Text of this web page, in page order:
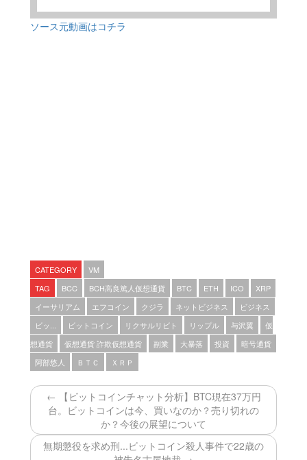
ソース元動画はコチラ
CATEGORY
VM
TAG
BCC BCH高良篤人仮想通貨 BTC ETH ICO
XRP
イーサリアム
エフコイン クジラ ネットビジネス
ビジネス
ビッ...
ビットコイン リクサルリビト リップル 与沢翼
仮
想通貨
仮想通貨 詐欺仮想通貨 副業 大暴落 投資
暗号通貨
阿部悠人
ＢＴＣ ＸＲＰ
← 【ビットコインチャット分析】BTC現在37万円
台。ビットコインは今、買いなのか？売り切れの
か？今後の展望について
無期懲役を求め刑...ビットコイン殺人事件で22歳の